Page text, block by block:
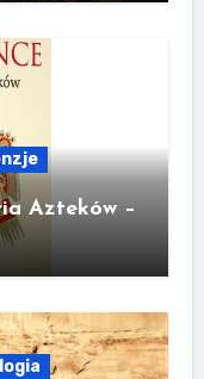
Azteków –